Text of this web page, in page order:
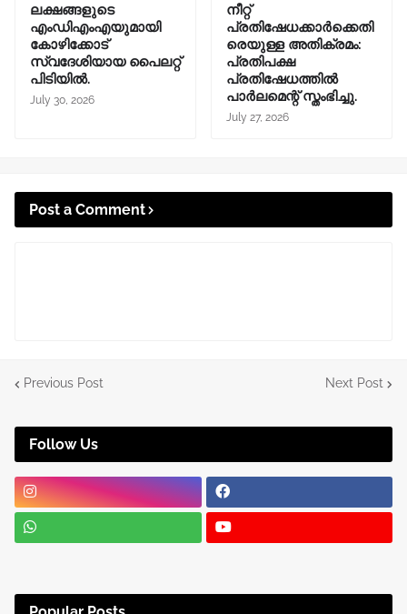
ലക്ഷങ്ങളുടെ
എംഡിഎംഎയുമായി
കോഴിക്കോട്
സ്വദേശിയായ പൈലറ്റ്
പിടിയിൽ.
July 30, 2026
നീറ്റ്
പ്രതിഷേധക്കാർക്കെതി
രെയുള്ള അതിക്രമം:
പ്രതിപക്ഷ
പ്രതിഷേധത്തിൽ
പാർലമെന്റ് സ്തംഭിച്ചു.
July 27, 2026
Post a Comment
Previous Post Next Post
Follow Us